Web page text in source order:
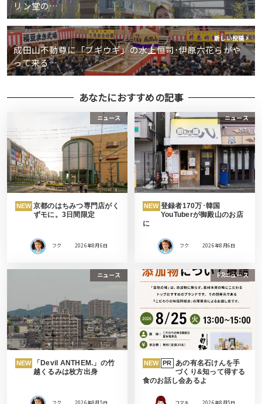
リン堂の…
新しい投稿
成田山不動尊に「ブギウギ」の水上恒司･伊原六花らがや
って来る…
あなたにおすすめの記事
ニュース
NEW 京都のはちみつ専門店がく
ずモに。3日間限定
フク 2026年8月6日
ニュース
NEW 登録者170万･韓国
YouTuberが御殿山のお店
に
フク 2026年8月6日
ニュース
NEW
「Devil ANTHEM.」の竹
越くるみは枚方出身
フク 2026年8月5日
PRニュース
NEW PR
あの有名石けんを手
づくり&知って得する
食のお話し会あるよ
コマキ 2026年8月5日